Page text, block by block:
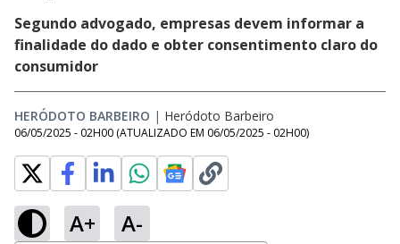
Segundo advogado, empresas devem informar a
finalidade do dado e obter consentimento claro do
consumidor
HERÓDOTO BARBEIRO | Heródoto Barbeiro
06/05/2025 - 02H00 (ATUALIZADO EM 06/05/2025 - 02H00)
A+ A-